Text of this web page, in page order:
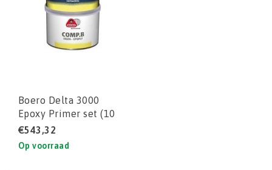
Boero Delta 3000
Epoxy Primer set (10
liter)
€543,32
Op voorraad